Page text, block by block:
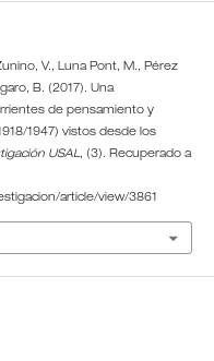
V., Luna Pont, M., Pérez
B. (2017). Una
de pensamiento y
1947) vistos desde los
USAL, (3). Recuperado a
article/view/3861